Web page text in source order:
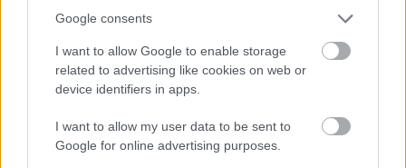
Google consents
I want to allow Google to enable storage
related to advertising like cookies on web or
device identifiers in apps.
I want to allow my user data to be sent to
Google for online advertising purposes.
A BAROKK ÖSSZES ÁRNYALATA ÉS MÉG EGY SOR
KIVÁLÓ PROGRAM VÁR MINDENKIT EZEN A HÉTVÉGÉN
GYŐRBEN
Középpontban a hagyományőrzés, de lesz Pogány Induló és
Majka koncert, jóga szeánsz, “borhajózás” és egy csomó minden